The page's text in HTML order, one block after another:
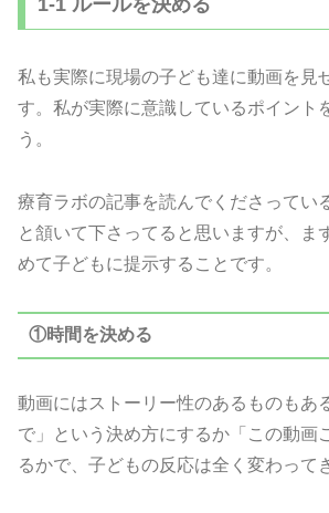
1-1 ルールを決める
私も実際に現場の子ども達に動画を見
す。私が実際に意識しているポイント
う。
療育ラボの記事を読んでくださってい
と頷いて下さってると思いますが、ま
めて子どもに提示することです。
①時間を決める
動画にはストーリー性のあるものもあ
で」という決め方にするか「この動画
るかで、子どもの反応は全く変わって